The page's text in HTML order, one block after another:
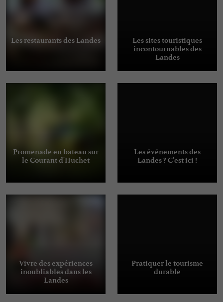
Les restaurants des Landes
Les sites touristiques
incontournables des
Landes
Promenade en bateau sur
le Courant d'Huchet
Les événements des
Landes ? C'est ici !
Vivre des expériences
inoubliables dans les
Landes
Pratiquer le tourisme
durable